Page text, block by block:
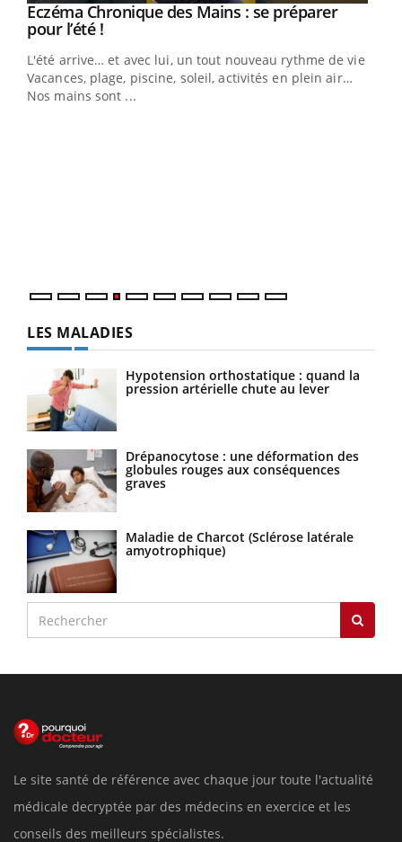
Youtube
Eczéma Chronique des Mains : se préparer
pour l’été !Youtube
L'été arrive… et avec lui, un tout nouveau rythme de vie !
Vacances, plage, piscine, soleil, activités en plein air…
Nos mains sont ...
LES MALADIES
Hypotension orthostatique : quand la
pression artérielle chute au lever
Drépanocytose : une déformation des
globules rouges aux conséquences
graves
Maladie de Charcot (Sclérose latérale
amyotrophique)
Le site santé de référence avec chaque jour toute l'actualité
médicale decryptée par des médecins en exercice et les
conseils des meilleurs spécialistes.